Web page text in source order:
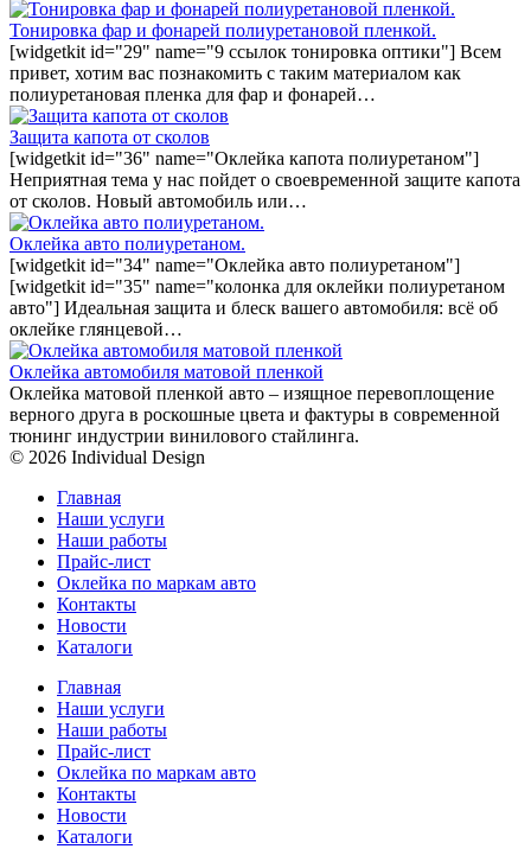
Тонировка фар и фонарей полиуретановой пленкой.
[widgetkit id="29" name="9 ссылок тонировка оптики"] Всем
привет, хотим вас познакомить с таким материалом как
полиуретановая пленка для фар и фонарей…
Защита капота от сколов
[widgetkit id="36" name="Оклейка капота полиуретаном"]
Неприятная тема у нас пойдет о своевременной защите капота
от сколов. Новый автомобиль или…
Оклейка авто полиуретаном.
[widgetkit id="34" name="Оклейка авто полиуретаном"]
[widgetkit id="35" name="колонка для оклейки полиуретаном
авто"] Идеальная защита и блеск вашего автомобиля: всё об
оклейке глянцевой…
Оклейка автомобиля матовой пленкой
Оклейка матовой пленкой авто – изящное перевоплощение
верного друга в роскошные цвета и фактуры в современной
тюнинг индустрии винилового стайлинга.
© 2026 Individual Design
Главная
Наши услуги
Наши работы
Прайс-лист
Оклейка по маркам авто
Контакты
Новости
Каталоги
Главная
Наши услуги
Наши работы
Прайс-лист
Оклейка по маркам авто
Контакты
Новости
Каталоги